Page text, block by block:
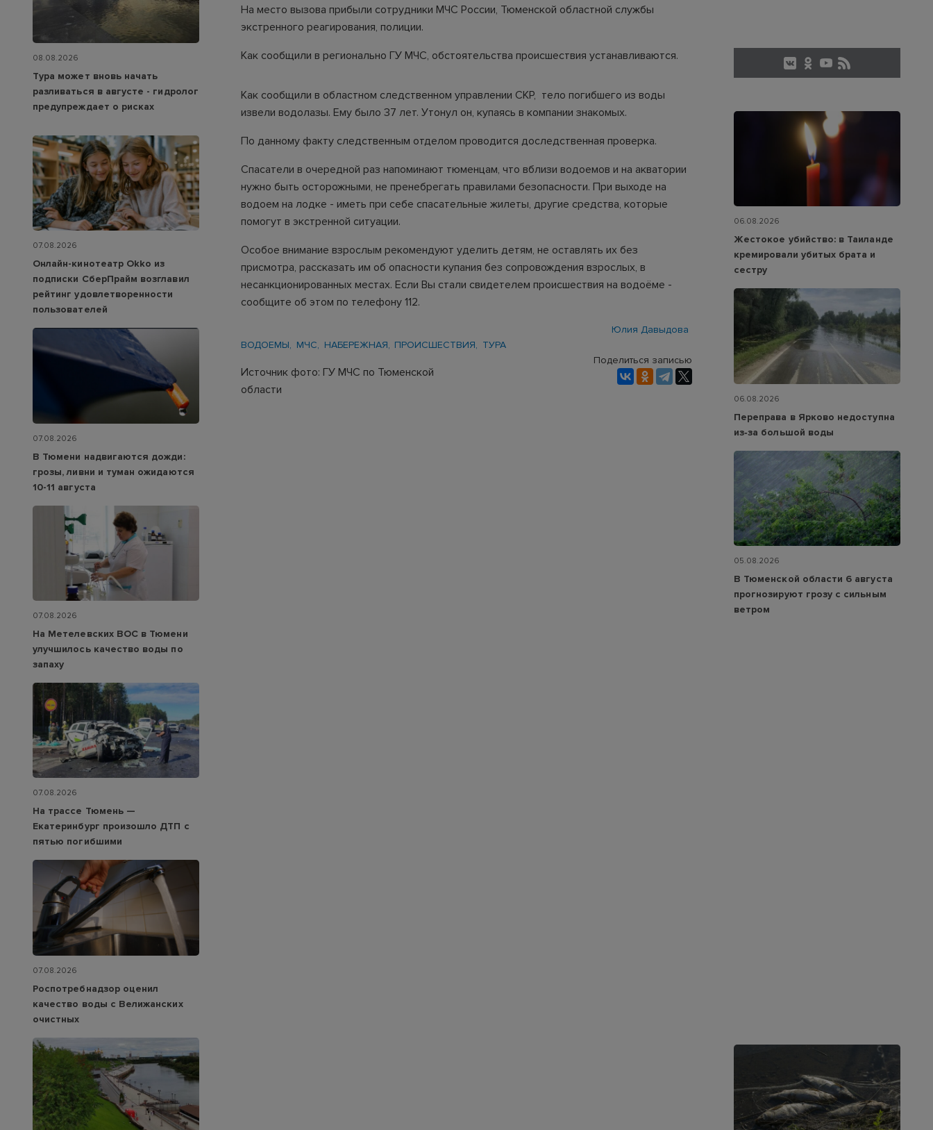
На место вызова прибыли сотрудники МЧС России, Тюменской областной службы
экстренного реагирования, полиции.
Как сообщили в регионально ГУ МЧС, обстоятельства происшествия устанавливаются.
Как сообщили в областном следственном управлении СКР, тело погибшего из воды
извели водолазы. Ему было 37 лет. Утонул он, купаясь в компании знакомых.
По данному факту следственным отделом проводится доследственная проверка.
Спасатели в очередной раз напоминают тюменцам, что вблизи водоемов и на акватории
нужно быть осторожными, не пренебрегать правилами безопасности. При выходе на
водоем на лодке - иметь при себе спасательные жилеты, другие средства, которые
помогут в экстренной ситуации.
Особое внимание взрослым рекомендуют уделить детям, не оставлять их без
присмотра, рассказать им об опасности купания без сопровождения взрослых, в
несанкционированных местах. Если Вы стали свидетелем происшествия на водоёме -
сообщите об этом по телефону 112.
Юлия Давыдова
ВОДОЕМЫ
МЧС НАБЕРЕЖНАЯ ПРОИСШЕСТВИЯ ТУРА
Источник фото: ГУ МЧС по Тюменской
области
Поделиться записью
08.08.2026
Тура может вновь начать
разливаться в августе - гидролог
предупреждает о рисках
07.08.2026
Онлайн-кинотеатр Okko из
подписки СберПрайм возглавил
рейтинг удовлетворенности
пользователей
07.08.2026
В Тюмени надвигаются дожди:
грозы, ливни и туман ожидаются
10-11 августа
07.08.2026
На Метелевских ВОС в Тюмени
улучшилось качество воды по
запаху
07.08.2026
На трассе Тюмень —
Екатеринбург произошло ДТП с
пятью погибшими
07.08.2026
Роспотребнадзор оценил
качество воды с Велижанских
очистных
06.08.2026
Жестокое убийство: в Таиланде
кремировали убитых брата и
сестру
06.08.2026
Переправа в Ярково недоступна
из‑за большой воды
05.08.2026
В Тюменской области 6 августа
прогнозируют грозу с сильным
ветром